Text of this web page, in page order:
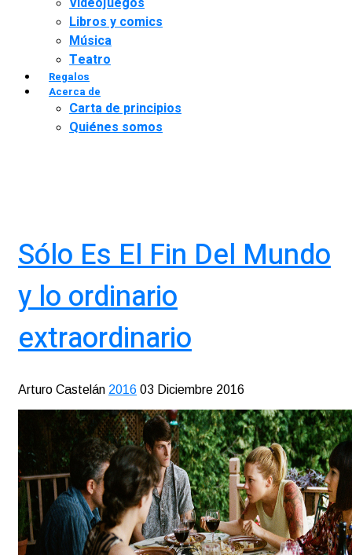
Libros y comics
Música
Teatro
Regalos
Acerca de
Carta de principios
Quiénes somos
Sólo Es El Fin Del Mundo
y lo ordinario
extraordinario
Arturo Castelán 2016 03 Diciembre 2016